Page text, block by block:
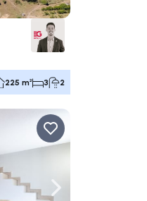
225 m² 3 2
Naviguer vers la